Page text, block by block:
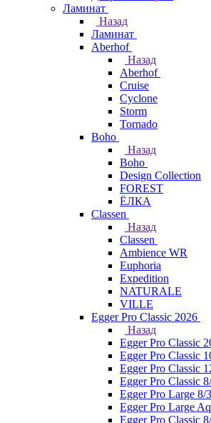
Ламинат
Назад
Ламинат
Aberhof
Назад
Aberhof
Cruise
Cyclone
Storm
Tornado
Boho
Назад
Boho
Design Collection
FOREST
ЁЛКА
Classen
Назад
Classen
Ambience WR
Euphoria
Expedition
NATURALE
VILLE
Egger Pro Classic 2026
Назад
Egger Pro Classic
Egger Pro Classic
Egger Pro Classic
Egger Pro Classic
Egger Pro Large 8/
Egger Pro Large
Egger Pro Classic